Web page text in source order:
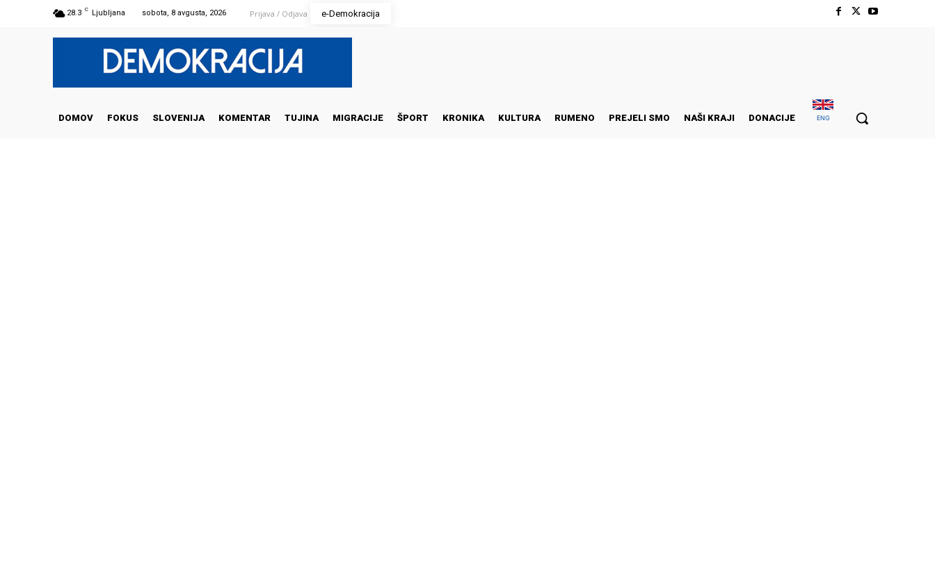
28.3 C Ljubljana sobota, 8 avgusta, 2026 Prijava / Odjava e-Demokracija
DOMOV FOKUS SLOVENIJA KOMENTAR TUJINA MIGRACIJE ŠPORT KRONIKA KULTURA RUMENO PREJELI SMO NAŠI KRAJI DONACIJE ENG